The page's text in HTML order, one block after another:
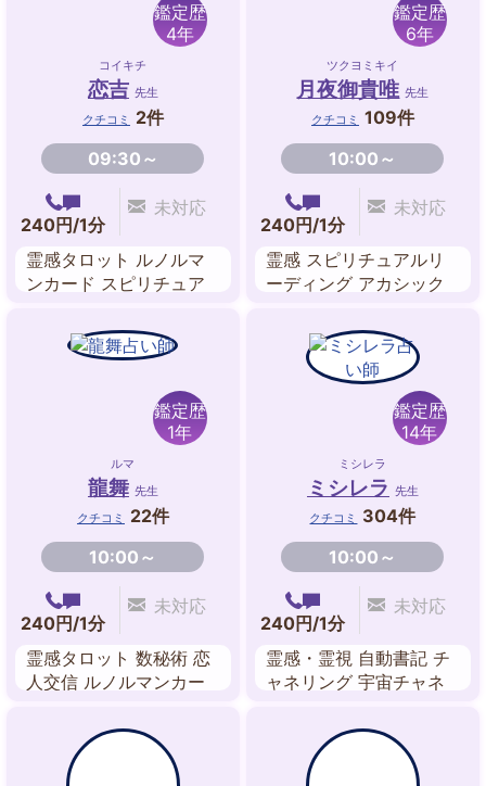
鑑定歴
4年
コイキチ
恋吉 先生
クチコミ
2件
09:30～
240円/1分
未対応
霊感タロット ルノルマ
ンカード スピリチュア
鑑定歴
6年
ツクヨミキイ
月夜御貴唯 先生
クチコミ 109件
10:00～
240円/1分
未対応
霊感 スピリチュアルリ
ーディング アカシック
ヒーリング サイカード
数秘術 東洋占星術
鑑定歴
1年
ルマ
龍舞 先生
クチコミ
22件
10:00～
240円/1分
未対応
霊感タロット 数秘術 恋
人交信 ルノルマンカー
ド・リーディング ツイ
ンレイリーディング 波
動修正
鑑定歴
14年
ミシレラ
ミシレラ 先生
クチコミ
304件
10:00～
240円/1分
未対応
霊感・霊視 自動書記 チ
ャネリング 宇宙チャネ
故人交信 高次霊交信